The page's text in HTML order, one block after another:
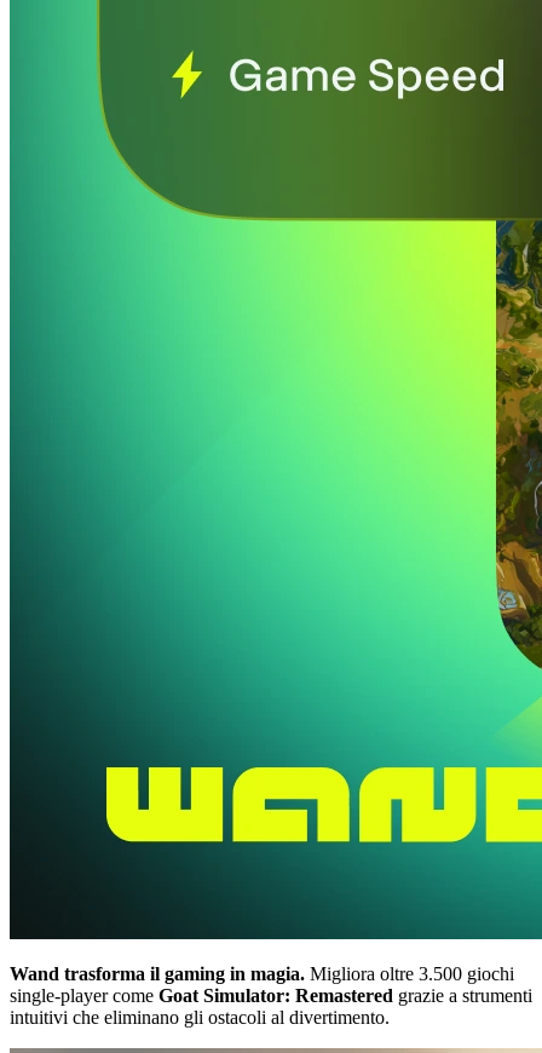
Wand trasforma il gaming in magia. Migliora oltre 3.500 giochi
single-player come Goat Simulator: Remastered grazie a strumenti
intuitivi che eliminano gli ostacoli al divertimento.